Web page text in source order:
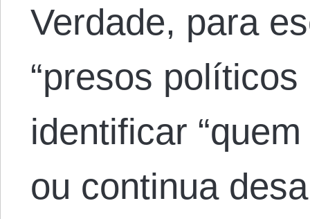
Verdade, para
“presos
identificar
ou continua